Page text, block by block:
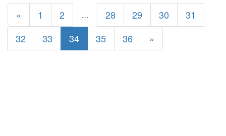
« 1 2 ... 28 29 30
31
32
33 34 35 36 »